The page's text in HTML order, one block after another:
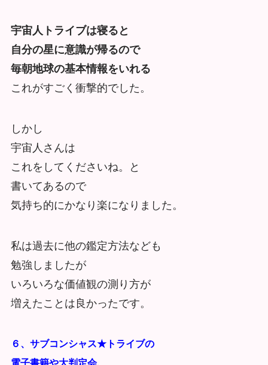
宇宙人トライブは寝ると
自分の星に意識が帰るので
毎朝地球の基本情報をいれる
これがすごく衝撃的でした。
しかし
宇宙人さんは
これをしてくださいね。と
書いてあるので
気持ち的にかなり楽になりました。
私は過去に他の鑑定方法なども
勉強しましたが
いろいろな価値観の測り方が
増えたことは良かったです。
６、サブコンシャス★トライブの